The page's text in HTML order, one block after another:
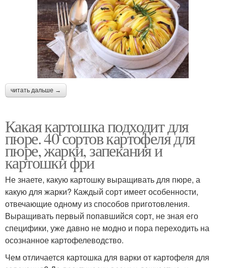
читать дальше →
Какая картошка подходит для
пюре. 40 сортов картофеля для
пюре, жарки, запекания и
картошки фри
Не знаете, какую картошку выращивать для пюре, а
какую для жарки? Каждый сорт имеет особенности,
отвечающие одному из способов приготовления.
Выращивать первый попавшийся сорт, не зная его
специфики, уже давно не модно и пора переходить на
осознанное картофелеводство.
Чем отличается картошка для варки от картофеля для